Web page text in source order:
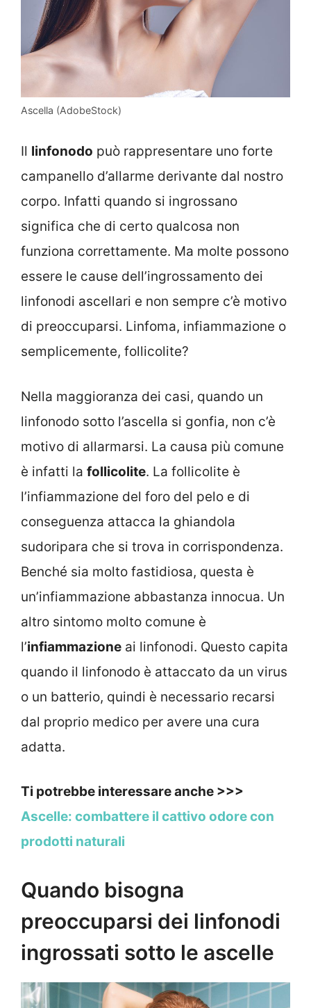
Ascella (AdobeStock)
Il linfonodo può rappresentare uno forte
campanello d’allarme derivante dal nostro
corpo. Infatti quando si ingrossano
significa che di certo qualcosa non
funziona correttamente. Ma molte possono
essere le cause dell’ingrossamento dei
linfonodi ascellari e non sempre c’è motivo
di preoccuparsi. Linfoma, infiammazione o
semplicemente, follicolite?
Nella maggioranza dei casi, quando un
linfonodo sotto l’ascella si gonfia, non c’è
motivo di allarmarsi. La causa più comune
è infatti la follicolite. La follicolite è
l’infiammazione del foro del pelo e di
conseguenza attacca la ghiandola
sudoripara che si trova in corrispondenza.
Benché sia molto fastidiosa, questa è
un’infiammazione abbastanza innocua. Un
altro sintomo molto comune è
l’infiammazione ai linfonodi. Questo capita
quando il linfonodo è attaccato da un virus
o un batterio, quindi è necessario recarsi
dal proprio medico per avere una cura
adatta.
Ti potrebbe interessare anche >>>
Ascelle: combattere il cattivo odore con
prodotti naturali
Quando bisogna
preoccuparsi dei linfonodi
ingrossati sotto le ascelle